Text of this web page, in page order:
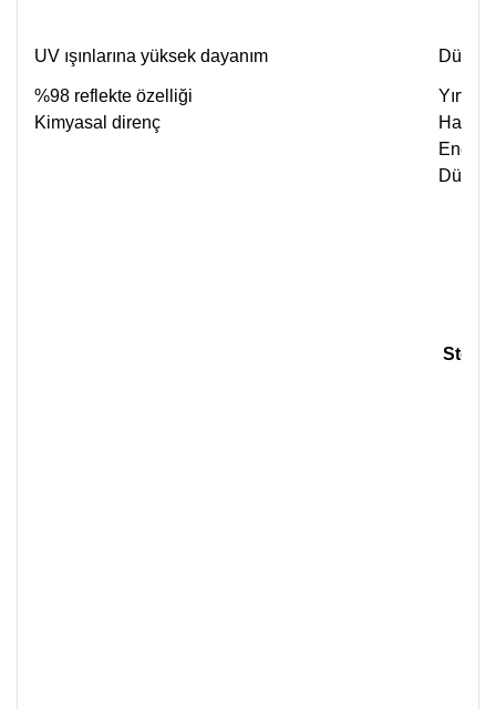
UV ışınlarına yüksek dayanım Düşük
%98 reflekte özelliği
Kimyasal direnç
Hava
Enerji
Düşük
Stok